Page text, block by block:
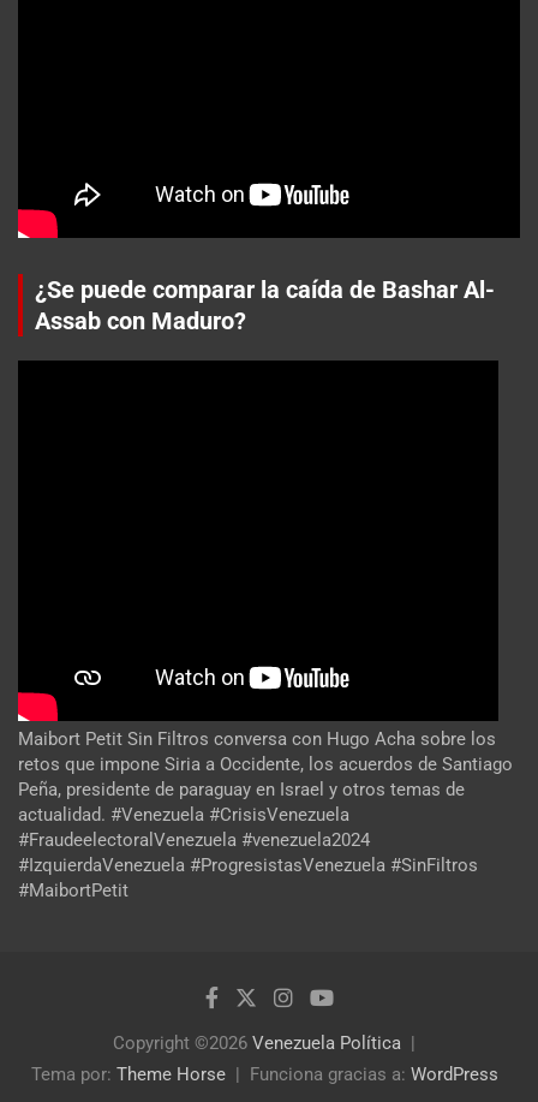
¿Se puede comparar la caída de Bashar Al-
Assab con Maduro?
Maibort Petit Sin Filtros conversa con Hugo Acha sobre los
retos que impone Siria a Occidente, los acuerdos de Santiago
Peña, presidente de paraguay en Israel y otros temas de
actualidad. #Venezuela #CrisisVenezuela
#FraudeelectoralVenezuela #venezuela2024
#IzquierdaVenezuela #ProgresistasVenezuela #SinFiltros
#MaibortPetit
Copyright ©2026 Venezuela Política
Tema por: Theme Horse Funciona gracias a: WordPress